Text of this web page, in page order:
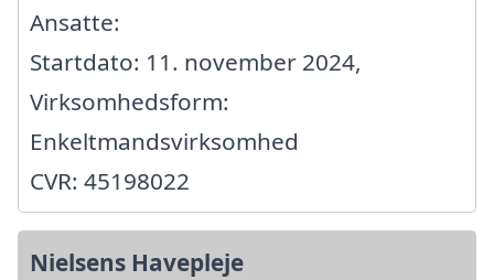
Ansatte:
Startdato: 11. november 2024,
Virksomhedsform:
Enkeltmandsvirksomhed
CVR: 45198022
Nielsens Havepleje